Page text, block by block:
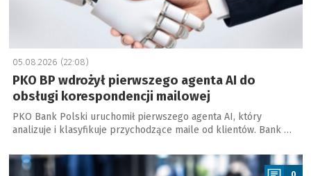
05.08.2026 (22:08)
PKO BP wdrożył pierwszego agenta AI do
obsługi korespondencji mailowej
PKO Bank Polski uruchomił pierwszego agenta AI, który
analizuje i klasyfikuje przychodzące maile od klientów. Bank …
a